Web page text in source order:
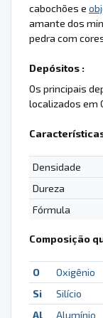
cabochões e
amante dos
pedra com
Depósitos :
Os principais
localizados em
Densidade
Dureza
Fórmula
Composição
O Oxigênio
Si
Silício
Al
Alumínio